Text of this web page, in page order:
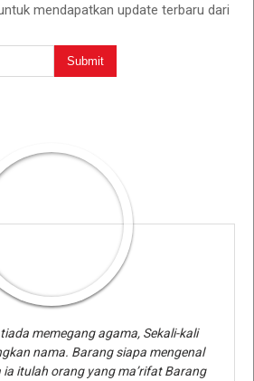
mendapatkan update terbaru dari
memegang agama, Sekali-kali
nama. Barang siapa mengenal
ia itulah orang yang ma’rifat Barang